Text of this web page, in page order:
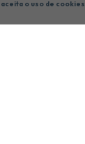
o uso de cookies